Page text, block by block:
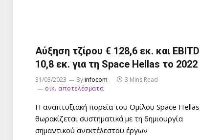
Αύξηση τζίρου € 128,6 εκ. και
10,8 εκ. για τη Space Hellas το 2022
31/03/2023 Byinfocom
3 Mins Read
οικ. αποτελέσματα
Η αναπτυξιακή πορεία του Ομίλου Space
θωρακίζεται συστηματικά με τη δημιουργία
σημαντικού ανεκτέλεστου έργων